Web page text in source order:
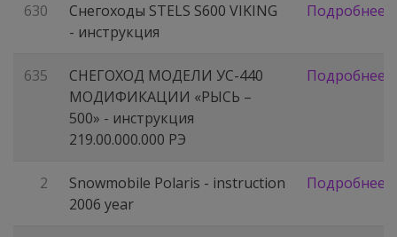
630
Снегоходы STELS S600 VIKING
- инструкция
Подробнее
635
СНЕГОХОД МОДЕЛИ УС-440
МОДИФИКАЦИИ «РЫСЬ –
500» - инструкция
219.00.000.000 РЭ
Подробнее
2
Snowmobile Polaris - instruction
2006 year
Подробнее